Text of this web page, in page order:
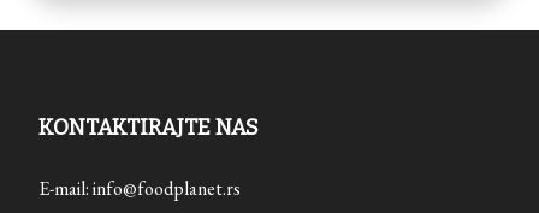
KONTAKTIRAJTE NAS
E-mail: info@foodplanet.rs